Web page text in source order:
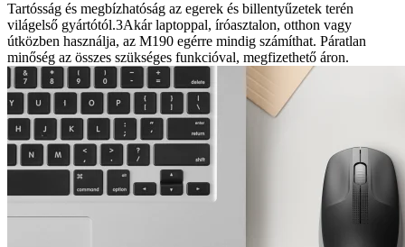
Tartósság és megbízhatóság az egerek és billentyűzetek terén
világelső gyártótól.3Akár laptoppal, íróasztalon, otthon vagy
útközben használja, az M190 egérre mindig számíthat. Páratlan
minőség az összes szükséges funkcióval, megfizethető áron.